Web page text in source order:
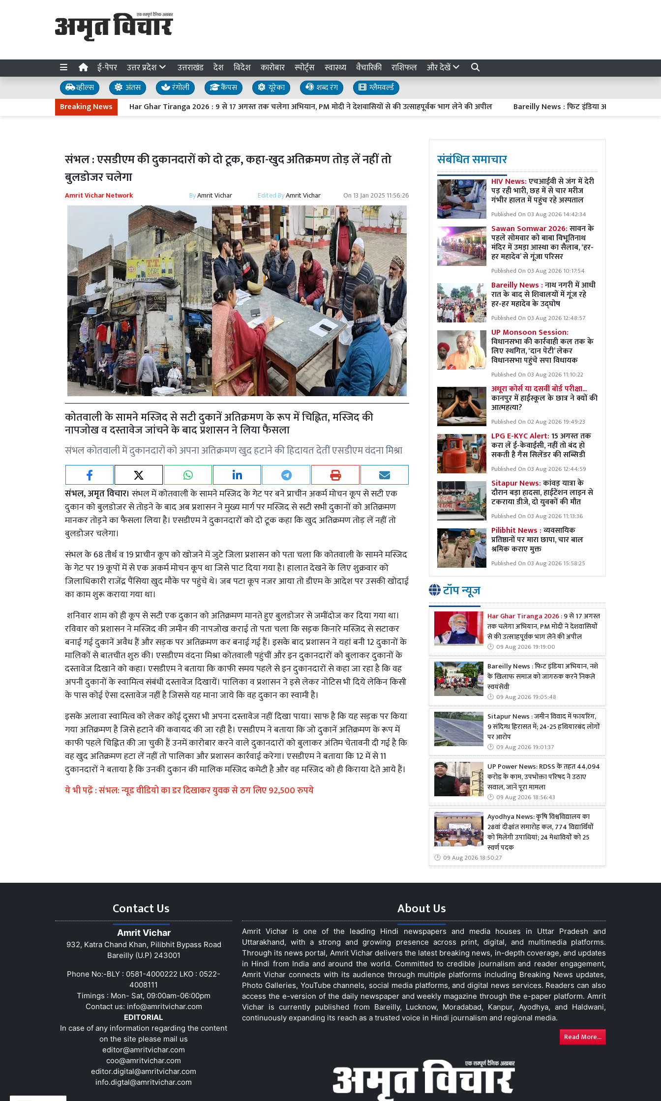
ई-पेपर उत्तर प्रदेश उत्तराखंड देश विदेश कारोबार स्पोर्ट्स स्वास्थ्य वैचारिकी राशिफल और देखें
व्हील्स अंतस रंगोली कैंपस यूरेका शब्द रंग
ग्लैमवर्ल्ड
Breaking NewsHar Ghar Tiranga 2026 : 9 से 17 अगस्त तक चलेगा अभियान, PM मोदी ने देशवासियों से की उत्साहपूर्वक भाग लेने की अपील Bareilly News : फिट इंडिया अभियान, नशे के
संभल : एसडीएम की दुकानदारों को दो टूक, कहा-खुद अतिक्रमण तोड़ लें नहीं तो
बुलडोजर चलेगा
Amrit Vichar Network ByAmrit Vichar Edited ByAmrit Vichar On 13 Jan 2025 11:56:26
कोतवाली के सामने मस्जिद से सटी दुकानें अतिक्रमण के रूप में चिह्नित, मस्जिद की
नापजोख व दस्तावेज जांचने के बाद प्रशासन ने लिया फैसला
संभल कोतवाली में दुकानदारों को अपना अतिक्रमण खुद हटाने की हिदायत देतीं एसडीएम वंदना मिश्रा
संभल, अमृत विचार। संभल में कोतवाली के सामने मस्जिद के गेट पर बने प्राचीन अकर्म मोचन कूप से सटी एक
दुकान को बुलडोजर से तोड़ने के बाद अब प्रशासन ने मुख्य मार्ग पर मस्जिद से सटी सभी दुकानों को अतिक्रमण
मानकर तोड़़ने का फैसला लिया है। एसडीएम ने दुकानदारों को दो टूक कहा कि खुद अतिक्रमण तोड़ लें नहीं तो
बुलडोजर चलेगा।
संभल के 68 तीर्थ व 19 प्राचीन कूप को खोजने में जुटे जिला प्रशासन को पता चला कि कोतवाली के सामने मस्जिद
के गेट पर 19 कूपों में से एक अकर्म मोचन कूप था जिसे पाट दिया गया है। हालात देखने के लिए शुक्रवार को
जिलाधिकारी राजेंद्र पैंसिया खुद मौके पर पहुंचे थे। जब पटा कूप नजर आया तो डीएम के आदेश पर उसकी खोदाई
का काम शुरू कराया गया था।
शनिवार शाम को ही कूप से सटी एक दुकान को अतिक्रमण मानते हुए बुलडोजर से जमींदोज कर दिया गया था।
रविवार को प्रशासन ने मस्जिद की जमीन की नापजोख कराई तो पता चला कि सड़़क किनारे मस्जिद से सटाकर
बनाई गई दुकानें अवैध हैं और सड़क पर अतिक्रमण कर बनाई गई हैं। इसके बाद प्रशासन ने यहां बनी 12 दुकानों के
मालिकों से बातचीत शुरु की। एसडीएम वंदना मिश्रा कोतवाली पहुंचीं और इन दुकानदारों को बुलाकर दुकानों के
दस्तावेज दिखाने को कहा। एसडीएम ने बताया कि काफी समय पहले से इन दुकानदारों से कहा जा रहा है कि वह
अपनी दुकानों के स्वामित्व संबंधी दस्तावेज दिखायें। पालिका व प्रशासन ने इसे लेकर नोटिस भी दिये लेकिन किसी
के पास कोई ऐसा दस्तावेज नहीं है जिससे यह माना जाये कि वह दुकान का स्वामी है।
इसके अलावा स्वामित्व को लेकर कोई दूसरा भी अपना दस्तावेज नहीं दिखा पाया। साफ है कि यह सड़क पर किया
गया अतिक्रमण है जिसे हटाने की कवायद की जा रही है। एसडीएम ने बताया कि जो दुकानें अतिक्रमण के रूप में
काफी पहले चिह्नित की जा चुकी हैं उनमें कारोबार करने वाले दुकानदारों को बुलाकर अंतिम चेतावनी दी गई है कि
वह खुद अतिक्रमण हटा लें नहीं तो पालिका और प्रशासन कार्रवाई करेगा। एसडीएम ने बताया कि 12 में से 11
दुकानदारों ने बताया है कि उनकी दुकान की मालिक मस्जिद कमेटी है और वह मस्जिद को ही किराया देते आये हैं।
ये भी पढे़ं :संभल: न्यूड वीडियो का डर दिखाकर युवक से ठग लिए 92,500 रुपये
संबंधित समाचार
HIV News:एचआईवी से जंग में देरी
पड़ रही भारी, छह में से चार मरीज
गंभीर हालत में पहुंच रहे अस्पताल
Published On 03 Aug 2026 14:42:34
Sawan Somwar 2026:सावन के
पहले सोमवार को बाबा विभूतिनाथ
मंदिर में उमड़ा आस्था का सैलाब, ‘हर-
हर महादेव’ से गूंजा परिसर
Published On 03 Aug 2026 10:17:54
Bareilly News :नाथ नगरी में आधी
रात के बाद से शिवालयों में गूंज रहे
हर-हर महादेव के उद्घोष
Published On 03 Aug 2026 12:48:57
UP Monsoon Session:
विधानसभा की कार्रवाही कल तक के
लिए स्थगित, ‘दान पेटी’ लेकर
विधानसभा पहुंचे सपा विधायक
Published On 03 Aug 2026 11:10:22
अधूरा कोर्स या दसवीं बोर्ड परीक्षा...
कानपुर में हाईस्कूल के छात्र ने क्यों की
आत्महत्या?
Published On 02 Aug 2026 19:49:23
LPG E-KYC Alert:15 अगस्त तक
करा लें ई-केवाईसी, नहीं तो बंद हो
सकती है गैस सिलेंडर की सब्सिडी
Published On 03 Aug 2026 12:44:59
Sitapur News:कांवड़ यात्रा के
दौरान बड़ा हादसा, हाईटेंशन लाइन से
टकराया डीजे, दो युवकों की मौत
Published On 03 Aug 2026 11:13:36
Pilibhit News :व्यवसायिक
प्रतिष्ठानों पर मारा छापा, चार बाल
श्रमिक कराए मुक्त
Published On 03 Aug 2026 15:58:25
टॉप न्यूज
Har Ghar Tiranga 2026 :9 से 17 अगस्त
तक चलेगा अभियान, PM मोदी ने देशवासियों
से की उत्साहपूर्वक भाग लेने की अपील
09 Aug 2026 19:19:00
Bareilly News : फिट इंडिया अभियान, नशे
के खिलाफ समाज को जागरुक करने निकले
स्वयंसेवी
09 Aug 2026 19:05:48
Sitapur News : जमीन विवाद में फायरिंग,
9 संदिग्ध हिरासत में; 24-25 हथियारबंद लोगों
पर आरोप
09 Aug 2026 19:01:37
UP Power News: RDSS के तहत 44,094
करोड़ के काम, उपभोक्ता परिषद ने उठाए
सवाल, जानें पूरा मामला
09 Aug 2026 18:56:43
Ayodhya News: कृषि विश्वविद्यालय का
28वां दीक्षांत समारोह कल, 774 विद्यार्थियों
को मिलेंगी उपाधियां; 24 मेधावियों को 25
स्वर्ण पदक
09 Aug 2026 18:50:27
Contact Us
Amrit Vichar
932, Katra Chand Khan, Pilibhit Bypass Road
Bareilly (U.P) 243001
Phone No:-BLY : 0581-4000222 LKO : 0522-
4008111
Timings : Mon- Sat, 09:00am-06:00pm
Contact us: info@amritvichar.com
EDITORIAL
In case of any information regarding the content
on the site please mail us
editor@amritvichar.com
coo@amritvichar.com
editor.digital@amritvichar.com
info.digtal@amritvichar.com
About Us
Amrit Vichar is one of the leading Hindi newspapers and media houses in Uttar Pradesh and
Uttarakhand, with a strong and growing presence across print, digital, and multimedia platforms.
Through its news portal, Amrit Vichar delivers the latest breaking news, in-depth coverage, and updates
in Hindi from India and around the world. Committed to credible journalism and reader engagement,
Amrit Vichar connects with its audience through multiple platforms including Breaking News updates,
Photo Galleries, YouTube channels, social media platforms, and digital news services. Readers can also
access the e-version of the daily newspaper and weekly magazine through the e-paper platform. Amrit
Vichar is currently published from Bareilly, Lucknow, Moradabad, Kanpur, Ayodhya, and Haldwani,
continuously expanding its reach as a trusted voice in Hindi journalism and regional media.
Read More...